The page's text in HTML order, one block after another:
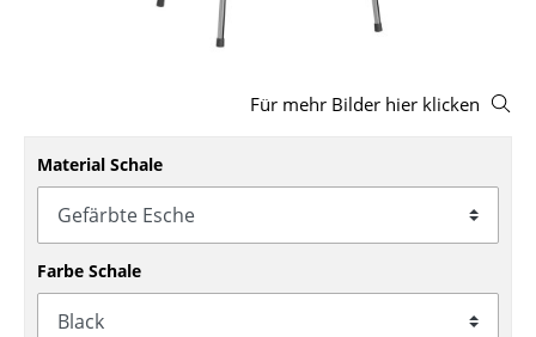
Bürodrehstühle
Konferenzstühle
Bürosessel
Einzelteile
Für mehr Bilder hier klicken
Material Schale
Farbe Schale